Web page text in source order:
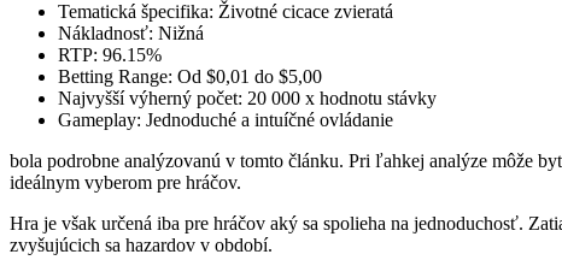
Tematická špecifika: Životné cicace zvieratá
Nákladnosť: Nižná
RTP: 96.15%
Betting Range: Od $0,01 do $5,00
Najvyšší výherný počet: 20 000 x hodnotu stávky
Gameplay: Jednoduché a intuíčné ovládanie
bola podrobne analýzovanú v tomto článku. Pri ľahkej analýze môže
ideálnym vyberom pre hráčov.
Hra je však určená iba pre hráčov aký sa spolieha na jednoduchosť.
zvyšujúcich sa hazardov v období.